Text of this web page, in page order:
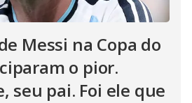
Messi na Copa do
o pior.
seu pai. Foi ele que